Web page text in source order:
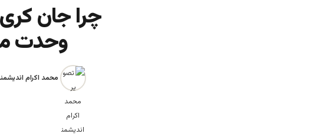
چرا جان
وحدت
محمد اکرام